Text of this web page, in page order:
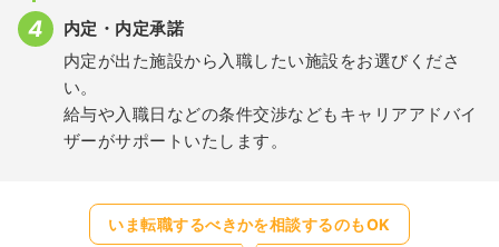
内定・内定承諾
内定が出た施設から入職したい施設をお選びくださ
い。
給与や入職日などの条件交渉などもキャリアアドバイ
ザーがサポートいたします。
いま転職するべきかを相談するのもOK